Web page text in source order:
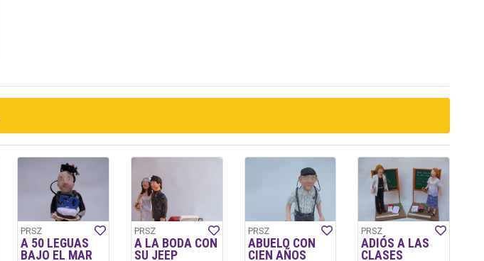
PRSZ
A 50 LEGUAS
BAJO EL MAR
PRSZ
A LA BODA CON
SU JEEP
PRSZ
ABUELO CON
CIEN AÑOS
PRSZ
ADIÓS A LAS
CLASES